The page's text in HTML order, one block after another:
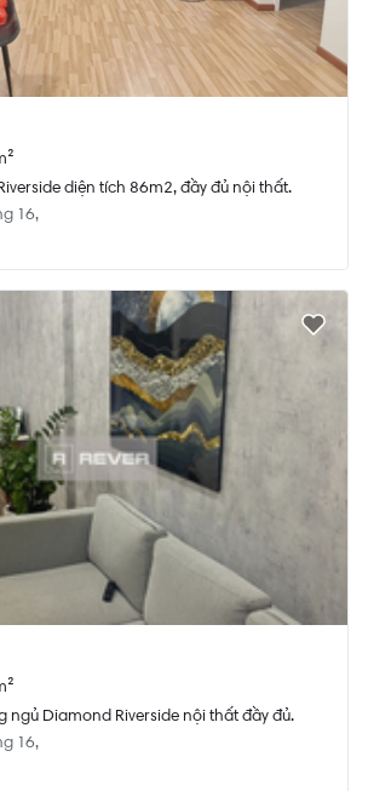
diện tích 86m2, đầy đủ nội thất.
16
ngủ Diamond Riverside nội thất đầy đủ.
16